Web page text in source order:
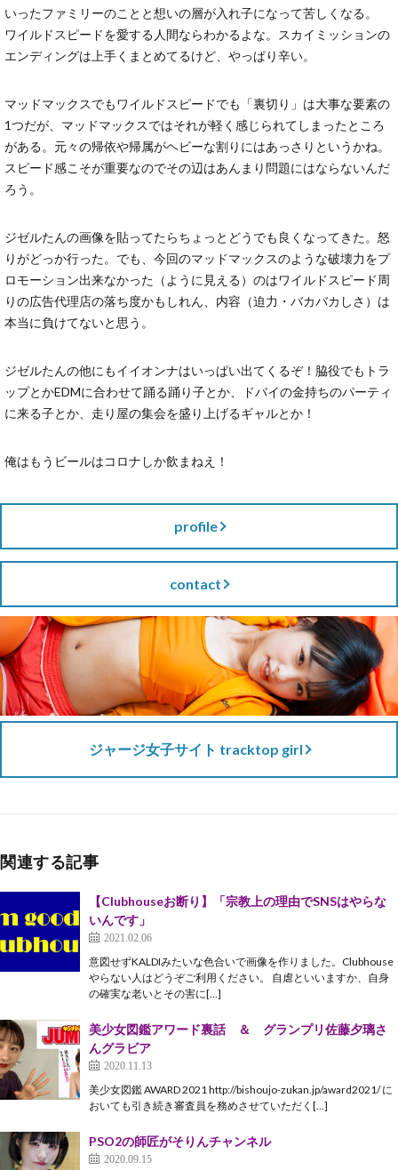
いったファミリーのことと想いの層が入れ子になって苦しくなる。
ワイルドスピードを愛する人間ならわかるよな。スカイミッションの
エンディングは上手くまとめてるけど、やっぱり辛い。
マッドマックスでもワイルドスピードでも「裏切り」は大事な要素の
1つだが、マッドマックスではそれが軽く感じられてしまったところ
がある。元々の帰依や帰属がヘビーな割りにはあっさりというかね。
スピード感こそが重要なのでその辺はあんまり問題にはならないんだ
ろう。
ジゼルたんの画像を貼ってたらちょっとどうでも良くなってきた。怒
りがどっか行った。でも、今回のマッドマックスのような破壊力をプ
ロモーション出来なかった（ように見える）のはワイルドスピード周
りの広告代理店の落ち度かもしれん、内容（迫力・バカバカしさ）は
本当に負けてないと思う。
ジゼルたんの他にもイイオンナはいっぱい出てくるぞ！脇役でもトラ
ップとかEDMに合わせて踊る踊り子とか、ドバイの金持ちのパーティ
に来る子とか、走り屋の集会を盛り上げるギャルとか！
俺はもうビールはコロナしか飲まねえ！
profile
contact
ジャージ女子サイト tracktop girl
関連する記事
【Clubhouseお断り】「宗教上の理由でSNSはやらな
いんです」
2021.02.06
意図せずKALDIみたいな色合いで画像を作りました。Clubhouse
やらない人はどうぞご利用ください。 自虐といいますか、自身
の確実な老いとその害に[…]
美少女図鑑アワード裏話 ＆ グランプリ佐藤夕璃さ
んグラビア
2020.11.13
美少女図鑑 AWARD 2021 http://bishoujo-zukan.jp/award2021/ に
おいても引き続き審査員を務めさせていただく[…]
PSO2の師匠がそりんチャンネル
2020.09.15